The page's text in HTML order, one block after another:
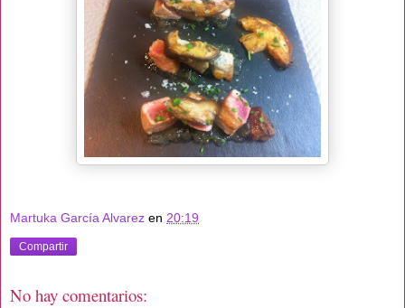
Martuka García Alvarez en 20:19
Compartir
No hay comentarios: